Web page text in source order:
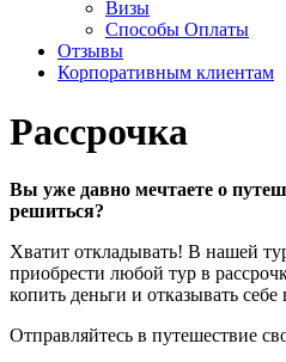
Визы
Способы Оплаты
Отзывы
Корпоративным клиентам
Рассрочка
Вы уже давно мечтаете о
решиться?
Хватит откладывать! В нашей
приобрести любой тур в
копить деньги и отказывать себе
Отправляйтесь в путешествие